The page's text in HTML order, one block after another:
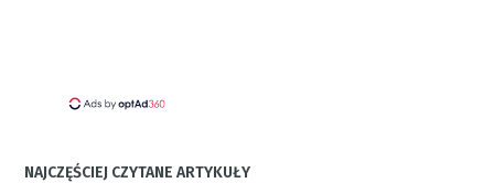
NAJCZĘŚCIEJ CZYTANE ARTYKUŁY